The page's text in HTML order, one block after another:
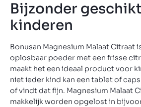
Bijzonder
kinderen
Bonusan Magnesium Malaat Citraat
oplosbaar poeder met een frisse
maakt het een ideaal product voor
niet ieder kind kan een tablet of
of vindt dat fijn. Magnesium Malaat
makkelijk worden opgelost in